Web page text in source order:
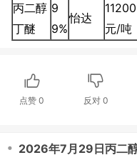
丙二醇
丁醚
9
9%
怡达
11200
元/吨
点赞0 反对 0
・ 2026年7月29日丙二